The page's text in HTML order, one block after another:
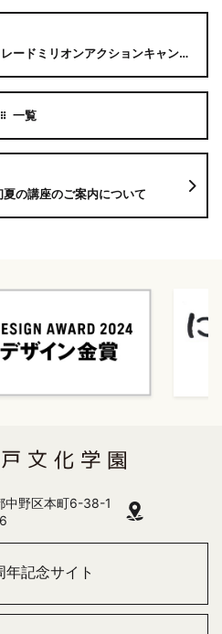
ンアクションキャンペーンに参加しています
夏の講座のご案内について
野区本町6-38-1
年記念サイト